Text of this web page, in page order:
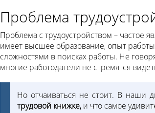
Проблема
Проблема с трудоустройством – частое
имеет высшее образование, опыт работы
сложностями в поисках работы. Не
многие работодатели не стремятся
Но отчаиваться не стоит. В наши
трудовой книжке,и что самое